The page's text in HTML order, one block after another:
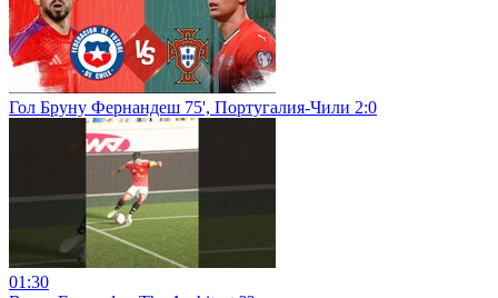
Гол Бруну Фернандеш 75', Португалия-Чили 2:0
01:30